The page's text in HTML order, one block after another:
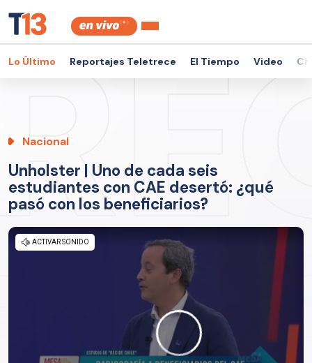
Lo Último Reportajes Teletrece El Tiempo Video
Nacional
Unholster | Uno de cada seis
estudiantes con CAE desertó: ¿qué
pasó con los beneficiarios?